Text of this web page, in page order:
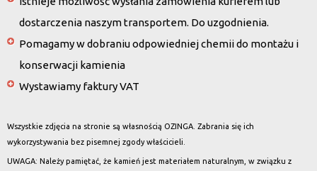
dostarczenia naszym transportem. Do uzgodnienia.
Pomagamy w dobraniu odpowiedniej chemii do montażu i
konserwacji kamienia
Wystawiamy faktury VAT
Wszystkie zdjęcia na stronie są własnością OZINGA. Zabrania się ich
wykorzystywania bez pisemnej zgody właścicieli.
UWAGA: Należy pamiętać, że kamień jest materiałem naturalnym, w związku z